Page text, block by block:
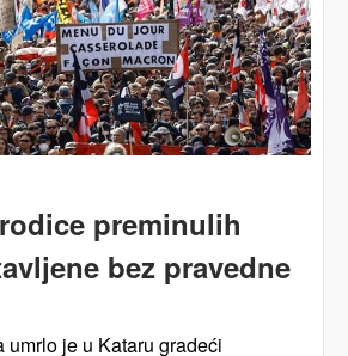
preminulih
bez pravedne
umrlo je u Kataru gradeći